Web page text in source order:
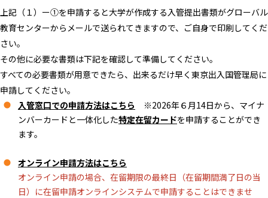
上記（１）ー①を申請すると大学が作成する入管提出書類がグローバル
教育センターからメールで送られてきますので、ご自身で印刷してくだ
さい。
その他に必要な書類は下記を確認して準備してください。
すべての必要書類が用意できたら、出来るだけ早く東京出入国管理局に
申請してください。
入管窓口での申請方法はこちら ※2026年６月14日から、マイナ
ンバーカードと一体化した特定在留カードを申請することができ
ます。
オンライン申請方法はこちら
オンライン申請の場合、在留期限の最終日（在留期間満了日の当
日）に在留申請オンラインシステムで申請することはできませ